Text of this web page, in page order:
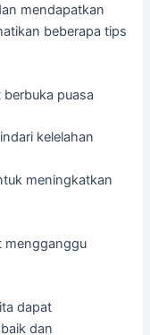
mendapatkan
beberapa tips
puasa
kelelahan
meningkatkan
mengganggu
dapat
dan